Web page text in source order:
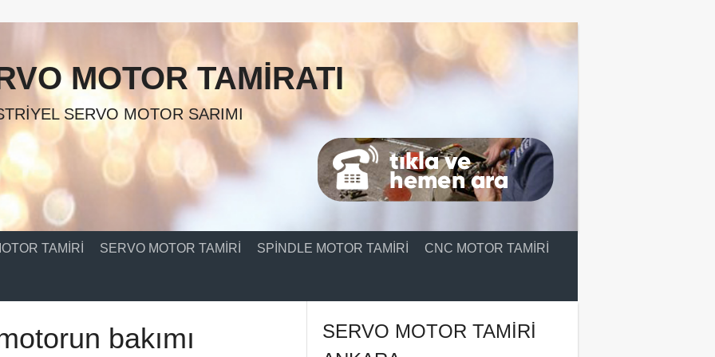
MOTOR TAMIRATI
SERVO MOTOR SARIMI
TAMIRI SERVO MOTOR TAMIRI SPINDLE MOTOR TAMIRI CNC MOTOR TAMIRI
bakımı
SERVO MOTOR TAMIRI